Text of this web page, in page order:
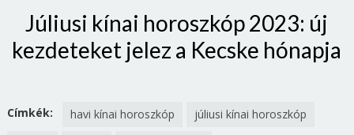
Júliusi kínai horoszkóp 2023: új
kezdeteket jelez a Kecske hónapja
Címkék: havi kínai horoszkóp
júliusi kínai horoszkóp